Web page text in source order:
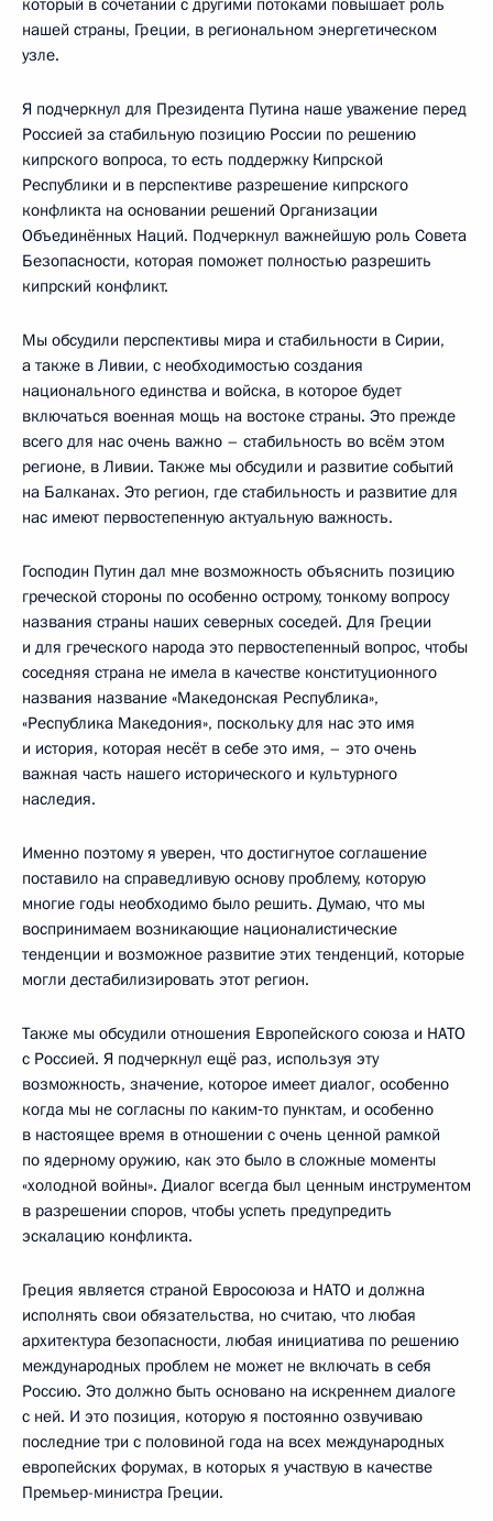
который в сочетании с другими потоками повышает роль
нашей страны, Греции, в региональном энергетическом
узле.
Я подчеркнул для Президента Путина наше уважение перед
Россией за стабильную позицию России по решению
кипрского вопроса, то есть поддержку Кипрской
Республики и в перспективе разрешение кипрского
конфликта на основании решений Организации
Объединённых Наций. Подчеркнул важнейшую роль Совета
Безопасности, которая поможет полностью разрешить
кипрский конфликт.
Мы обсудили перспективы мира и стабильности в Сирии,
а также в Ливии, с необходимостью создания
национального единства и войска, в которое будет
включаться военная мощь на востоке страны. Это прежде
всего для нас очень важно – стабильность во всём этом
регионе, в Ливии. Также мы обсудили и развитие событий
на Балканах. Это регион, где стабильность и развитие для
нас имеют первостепенную актуальную важность.
Господин Путин дал мне возможность объяснить позицию
греческой стороны по особенно острому, тонкому вопросу
названия страны наших северных соседей. Для Греции
и для греческого народа это первостепенный вопрос, чтобы
соседняя страна не имела в качестве конституционного
названия название «Македонская Республика»,
«Республика Македония», поскольку для нас это имя
и история, которая несёт в себе это имя, – это очень
важная часть нашего исторического и культурного
наследия.
Именно поэтому я уверен, что достигнутое соглашение
поставило на справедливую основу проблему, которую
многие годы необходимо было решить. Думаю, что мы
воспринимаем возникающие националистические
тенденции и возможное развитие этих тенденций, которые
могли дестабилизировать этот регион.
Также мы обсудили отношения Европейского союза и НАТО
с Россией. Я подчеркнул ещё раз, используя эту
возможность, значение, которое имеет диалог, особенно
когда мы не согласны по каким‑то пунктам, и особенно
в настоящее время в отношении с очень ценной рамкой
по ядерному оружию, как это было в сложные моменты
«холодной войны». Диалог всегда был ценным инструментом
в разрешении споров, чтобы успеть предупредить
эскалацию конфликта.
Греция является страной Евросоюза и НАТО и должна
исполнять свои обязательства, но считаю, что любая
архитектура безопасности, любая инициатива по решению
международных проблем не может не включать в себя
Россию. Это должно быть основано на искреннем диалоге
с ней. И это позиция, которую я постоянно озвучиваю
последние три с половиной года на всех международных
европейских форумах, в которых я участвую в качестве
Премьер-министра Греции.